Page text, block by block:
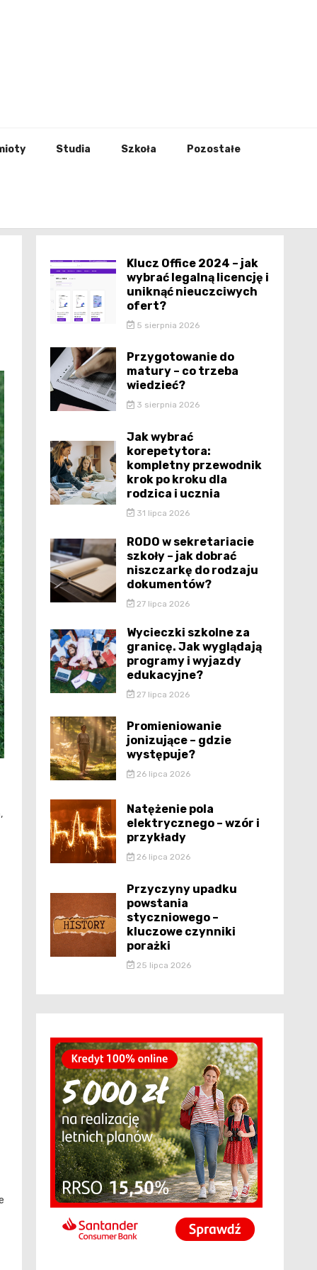
Studia Szkoła Pozostałe
Klucz Office 2024 – jak
wybrać legalną licencję i
uniknąć nieuczciwych
ofert?
5 sierpnia 2026
Przygotowanie do
matury – co trzeba
wiedzieć?
3 sierpnia 2026
Jak wybrać
korepetytora:
kompletny przewodnik
krok po kroku dla
rodzica i ucznia
31 lipca 2026
RODO w sekretariacie
szkoły – jak dobrać
niszczarkę do rodzaju
dokumentów?
27 lipca 2026
Wycieczki szkolne za
granicę. Jak wyglądają
programy i wyjazdy
edukacyjne?
27 lipca 2026
Promieniowanie
jonizujące – gdzie
występuje?
26 lipca 2026
Natężenie pola
elektrycznego – wzór i
przykłady
26 lipca 2026
Przyczyny upadku
powstania
styczniowego –
kluczowe czynniki
porażki
25 lipca 2026